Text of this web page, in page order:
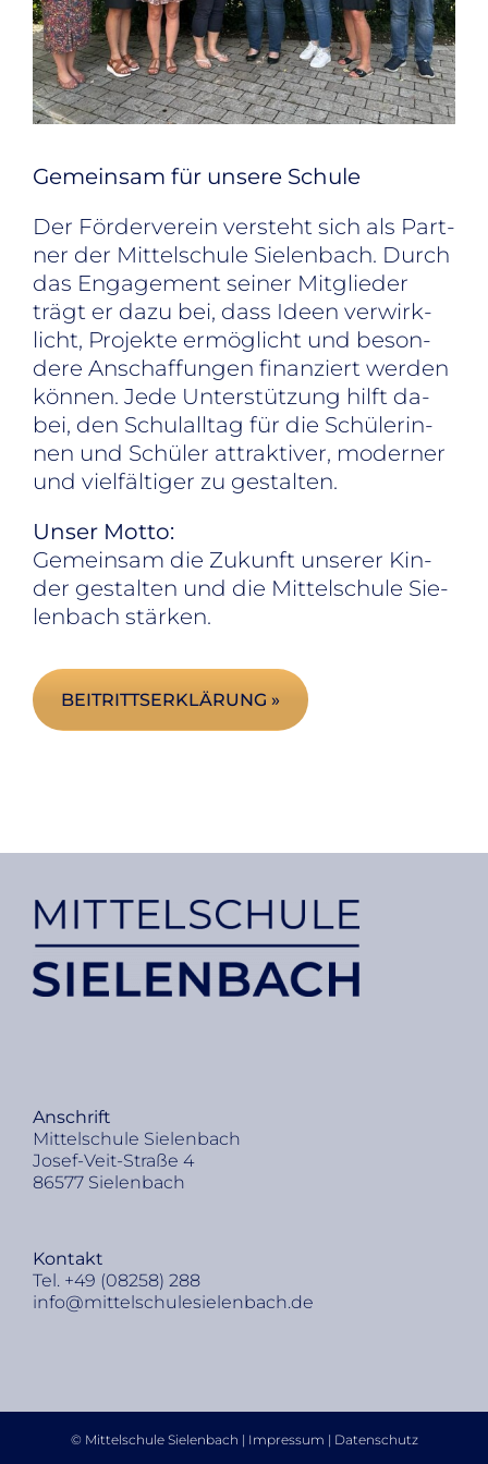
Ge­mein­sam für un­se­re Schu­le
Der För­der­ver­ein ver­steht sich als Part­
ner der Mit­tel­schu­le Sie­len­bach. Durch
das En­ga­ge­ment sei­ner Mit­glie­der
trägt er dazu bei, dass Ideen ver­wirk­
licht, Pro­jek­te er­mög­licht und be­son­
de­re An­schaf­fun­gen fi­nan­ziert wer­den
kön­nen. Jede Un­ter­stüt­zung hilft da­
bei, den Schul­all­tag für die Schü­le­rin­
nen und Schü­ler at­trak­ti­ver, mo­der­ner
und viel­fäl­ti­ger zu ge­stal­ten.
Un­ser Mot­to:
Ge­mein­sam die Zu­kunft un­se­rer Kin­
der ge­stal­ten und die Mit­tel­schu­le Sie­
len­bach stär­ken.
BEITRITTSERKLÄRUNG »
An­schrift
Mit­tel­schu­le Sie­len­bach
Jo­sef-Veit-Stra­ße 4
86577 Sie­len­bach
Kon­takt
Tel. +49 (08258) 288
info@​mittelschulesielenbach.​de
© Mittelschule Sielenbach | Impressum | Datenschutz